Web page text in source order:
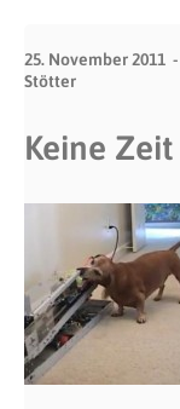
25. November 2011
Stötter
Keine